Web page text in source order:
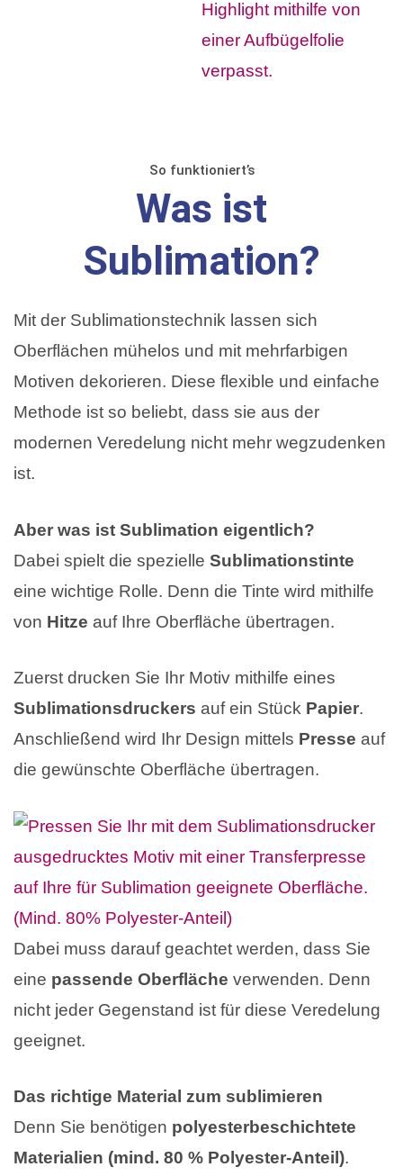
So funktioniert’s
Was ist
Sublimation?
Mit der Sublimationstechnik lassen sich
Oberflächen mühelos und mit mehrfarbigen
Motiven dekorieren. Diese flexible und einfache
Methode ist so beliebt, dass sie aus der
modernen Veredelung nicht mehr wegzudenken
ist.
Aber was ist Sublimation eigentlich?
Dabei spielt die spezielle Sublimationstinte
eine wichtige Rolle. Denn die Tinte wird mithilfe
von Hitze auf Ihre Oberfläche übertragen.
Zuerst drucken Sie Ihr Motiv mithilfe eines
Sublimationsdruckers auf ein Stück Papier.
Anschließend wird Ihr Design mittels Presse auf
die gewünschte Oberfläche übertragen.
Dabei muss darauf geachtet werden, dass Sie
eine passende Oberfläche verwenden. Denn
nicht jeder Gegenstand ist für diese Veredelung
geeignet.
Das richtige Material zum sublimieren
Denn Sie benötigen polyesterbeschichtete
Materialien (mind. 80 % Polyester-Anteil).